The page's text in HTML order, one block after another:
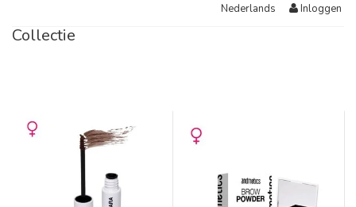
Nederlands Inloggen
Collectie